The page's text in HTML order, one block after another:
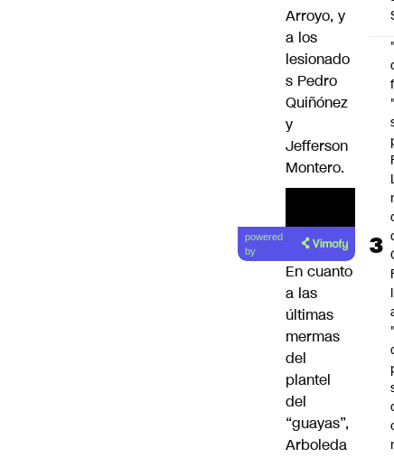
Arroyo, y
a los
lesionado
s Pedro
Quiñónez
y
Jefferson
Montero.
powered
by
En cuanto
a las
últimas
mermas
del
plantel
del
“guayas”,
Arboleda